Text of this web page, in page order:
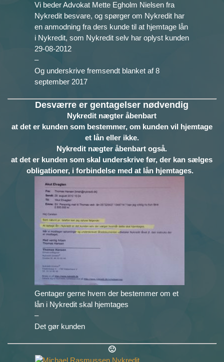
Vi beder Advokat Mette Egholm Nielsen fra
Nykredit besvare, og spørger om Nykredit har
en anmodning fra ders kunde til at hjemtage lån
i Nykredit, som Nykredit selv har oplyst kunden
29-08-2012
–
Og underskrive fremsendt blanket af 8
september 2017
Desværre er gentagelser nødvendig
Nykredit nægter åbenbart
at det er kunden som bestemmer, om kunden vil hjemtage
et lån eller ikke.
Nykredit nægter åbenbart også.
at det er kunden som skal underskrive før, der kan sælges
obligationer, i forbindelse med at lån hjemtages.
Gentager gerne hvem der bestemmer om et
lån i Nykredit skal hjemtages
–
Det gør kunden
🙂